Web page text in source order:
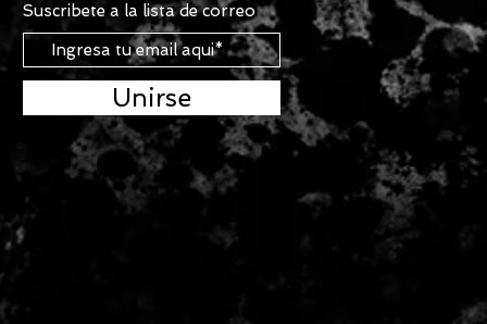
Suscribete a la lista de correo
Unirse